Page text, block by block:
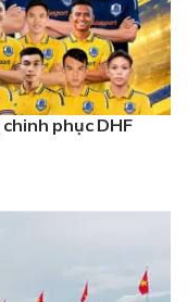
phục DHF